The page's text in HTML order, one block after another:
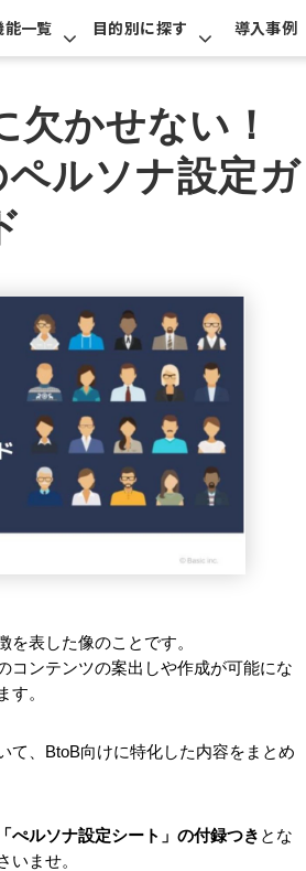
能一覧 目的別に探す 導入事例
欠かせない！
ルソナ設定ガ
表した像のことです。
コンテンツの案出しや作成が可能にな
す。
て、BtoB向けに特化した内容をまとめ
「ぺルソナ設定シート」の付録つき とな
いませ。